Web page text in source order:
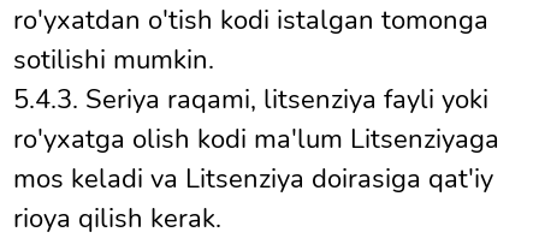
ro'yxatdan o'tish kodi istalgan tomonga
sotilishi mumkin.
5.4.3. Seriya raqami, litsenziya fayli yoki
ro'yxatga olish kodi ma'lum Litsenziyaga
mos keladi va Litsenziya doirasiga qat'iy
rioya qilish kerak.